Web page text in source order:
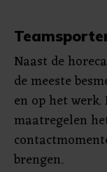
Naast de
de meeste
en op het
maatregelen
brengen.